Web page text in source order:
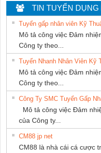
TIẾN HƯNG
NAM
TIN TUYỂN DỤNG
Tuyển gấp nhân viên Kỹ
Mô tả công việc Đảm
Công ty theo...
Tuyển Nhanh Nhân Viên Kỹ
Mô tả công việc Đảm
Công ty theo...
Công Ty SMC Tuyển Gấp
Mô tả công việc Đảm
của Công ty...
CM88 jp net
CM88 là nhà cái cá cược